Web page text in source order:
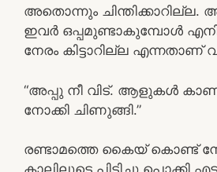
അതൊന്നും ചിന്തിക്കാറില്ല.
ഇവർ ഒപ്പമുണ്ടാകുമ്പോൾ
നേരം കിട്ടാറില്ല എന്നതാണ്
“അപ്പു നീ വിട്. ആളുകൾ
നോക്കി ചിണുങ്ങി.”
രണ്ടാമത്തെ കൈയ് കൊണ്ട്
കാലിലൂടെ പിടിച്ചു പൊക്കി